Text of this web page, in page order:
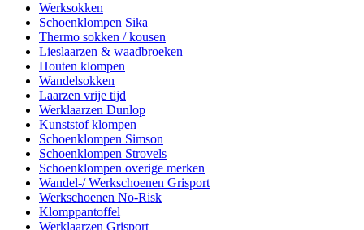
Werksokken
Schoenklompen Sika
Thermo sokken / kousen
Lieslaarzen & waadbroeken
Houten klompen
Wandelsokken
Laarzen vrije tijd
Werklaarzen Dunlop
Kunststof klompen
Schoenklompen Simson
Schoenklompen Strovels
Schoenklompen overige merken
Wandel-/ Werkschoenen Grisport
Werkschoenen No-Risk
Klomppantoffel
Werklaarzen Grisport